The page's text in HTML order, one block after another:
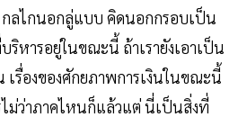
ลไกนอกลู่แบบ คิดนอกกรอบเป็น
หารอยู่ในขณะนี้ ถ้าเรายังเอาเป็น
เรื่องของศักยภาพการเงินในขณะนี้
ม่ว่าภาคไหนก็แล้วแต่ นี่เป็นสิ่งที่